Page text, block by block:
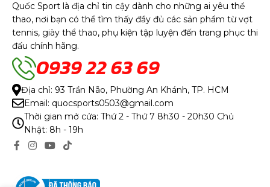
Quốc Sport là địa chỉ tin cậy dành cho những ai yêu thể
thao, nơi bạn có thể tìm thấy đầy đủ các sản phẩm từ vợt
tennis, giày thể thao, phụ kiện tập luyện đến trang phục thi
đấu chính hãng.
0939 22 63 69
Địa chỉ: 93 Trần Não, Phường An Khánh, TP. HCM
Email: quocsports0503@gmail.com
Thời gian mở cửa: Thứ 2 - Thứ 7 8h30 - 20h30 Chủ
Nhật: 8h - 19h